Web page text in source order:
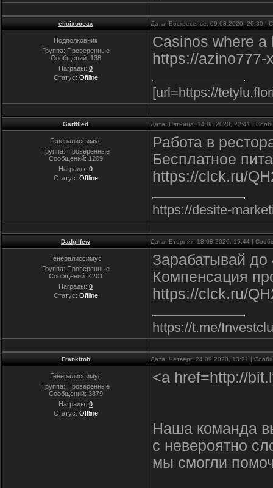
elicixoceax Дата: Воскресенье, 09.08.2020, 20:30 |
Подполковник
Группа: Проверенные
Сообщений: 138
Награды: 0
Статус: Offline
Casinos where
https://azino777-
[url=https://
Garfftled Дата: Пятница, 14.08.2020, 22:41 |
Генералиссимус
Группа: Проверенные
Сообщений: 1209
Награды: 0
Статус: Offline
Работа в
Бесплатное
https://clck.ru/
https://desite-
Dadgilfew Дата: Вторник, 18.08.2020, 15:44 |
Генералиссимус
Группа: Проверенные
Сообщений: 4201
Награды: 0
Статус: Offline
Зарабатывай
Компенсация
https://clck.ru/
https://t.me/
Frankfrob Дата: Четверг, 24.09.2020, 13:21 |
Генералиссимус
Группа: Проверенные
Сообщений: 3879
Награды: 0
Статус: Offline
<a href=http://
Наша команда
с невероятно
мы смогли